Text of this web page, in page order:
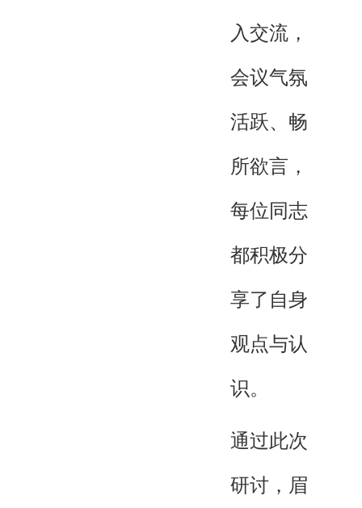
入交流，
会议气氛
活跃、畅
所欲言，
每位同志
都积极分
享了自身
观点与认
识。
通过此次
研讨，眉